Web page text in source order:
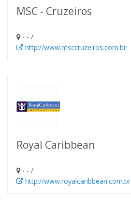
MSC - Cruzeiros
- - /
http://www.msccruzeiros.com.br
Royal Caribbean
- - /
http://www.royalcaribbean.com.br